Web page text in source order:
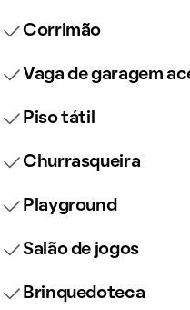
Corrimão
Vaga de garagem
Piso tátil
Churrasqueira
Playground
Salão de jogos
Brinquedoteca